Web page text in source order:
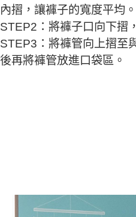
內摺，讓褲子的寬度平均。
STEP2：將褲子口向下摺
STEP3：將褲管向上摺至
後再將褲管放進口袋區。